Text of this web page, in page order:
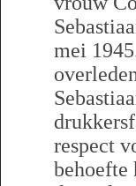
mei
respect
behoefte